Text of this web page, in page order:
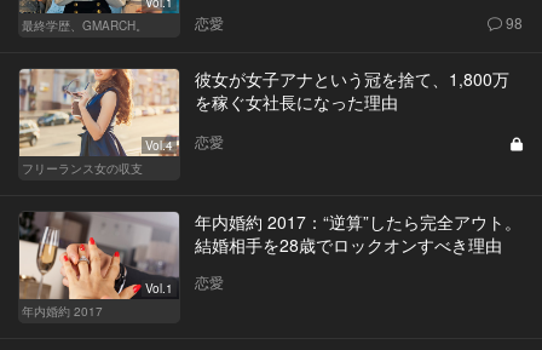
最終学歴、GMARCH。
恋愛 98
Vol.4
フリーランス女の収支
彼女が女子アナという冠を捨て、1,800万
を稼ぐ女社長になった理由
恋愛
Vol.1
年内婚約 2017
年内婚約 2017：“逆算”したら完全アウト。
結婚相手を28歳でロックオンすべき理由
恋愛